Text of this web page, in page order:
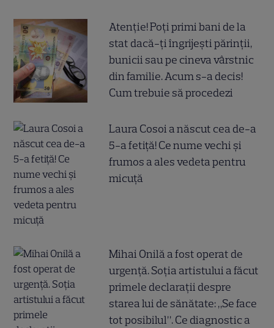
Atenție! Poți primi bani de la
stat dacă-ți îngrijești părinții,
bunicii sau pe cineva vârstnic
din familie. Acum s-a decis!
Cum trebuie să procedezi
Laura Cosoi a născut cea de-a
5-a fetiță! Ce nume vechi și
frumos a ales vedeta pentru
micuță
Mihai Onilă a fost operat de
urgență. Soția artistului a făcut
primele declarații despre
starea lui de sănătate: „Se face
tot posibilul”. Ce diagnostic a